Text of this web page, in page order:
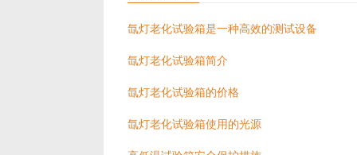
氙灯老化试验箱是一种高效的测试设备
氙灯老化试验箱简介
氙灯老化试验箱的价格
氙灯老化试验箱使用的光源